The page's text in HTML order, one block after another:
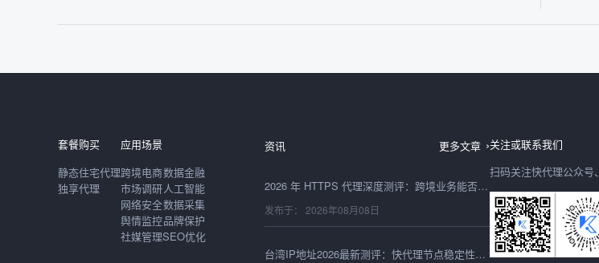
套餐购买
静态住宅代理
独享代理
应用场景
跨境电商
市场调研
网络安全
舆情监控
社媒管理
数据金融
人工智能
数据采集
品牌保护
SEO优化
资讯 更多文章
发布于： 2026年08月08日
2026 年 HTTPS 代理深度测评：跨境业务能否只靠快代理突围？
发布于： 2026年08月08日
台湾IP地址2026最新测评：快代理节点稳定性与可用性实测
关注或联系我们
扫码关注快代理公众号